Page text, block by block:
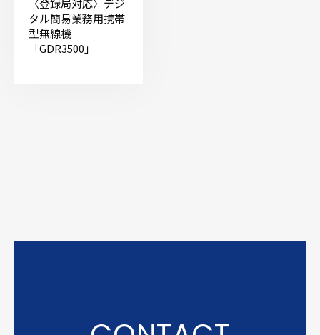
タル簡易業務用携帯
型無線機
「GDR3500」